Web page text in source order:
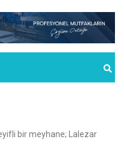
bir meyhane; Lalezar